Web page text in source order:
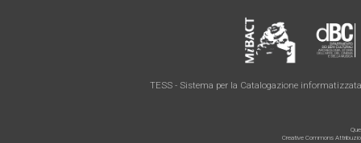
TESS - Sistema per la Catalogazione
Creative Commons